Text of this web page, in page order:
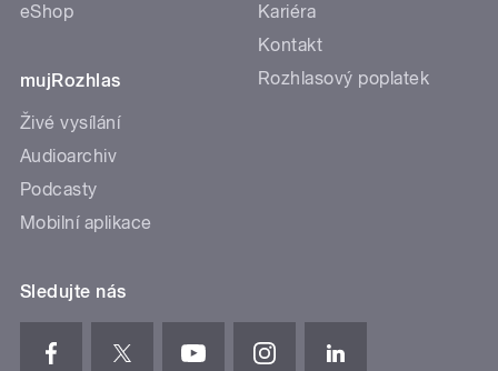
eShop
mujRozhlas
Živé vysílání
Audioarchiv
Podcasty
Mobilní aplikace
Kariéra
Kontakt
Rozhlasový poplatek
Sledujte nás